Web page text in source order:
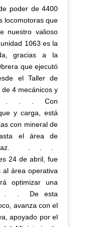
poder de 4400
locomotoras que
nuestro valioso
1063 es la
gracias a la
que ejecutó
el Taller de
4 mecánicos y
.⠀ .⠀ .⠀ Con
y carga, está
con mineral de
el área de
⠀⠀ .⠀ .⠀ .⠀
24 de abril, fue
al área operativa
optimizar una
.⠀ .⠀ De esta
avanza con el
apoyado por el